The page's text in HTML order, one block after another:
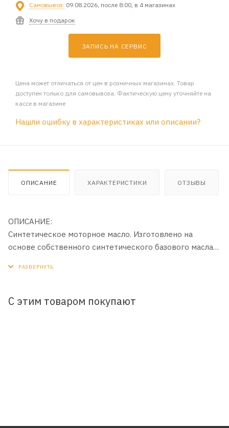
Самовывоз: 09.08.2026, после 8:00, в 4 магазинах
Хочу в подарок
ЗАПИСЬ НА СЕРВИС
Цена может отличаться от цен в розничных магазинах. Товар
доступен только для самовывоза. Фактическую цену уточняйте на
кассе в магазине
Нашли ошибку в характеристиках или описании?
ОПИСАНИЕ ХАРАКТЕРИСТИКИ ОТЗЫВЫ
ОПИСАНИЕ:
Синтетическое моторное масло. Изготовлено на
основе собственного синтетического базового масла
- Обладает превосходными моющими свойствами,
С этим товаром покупают